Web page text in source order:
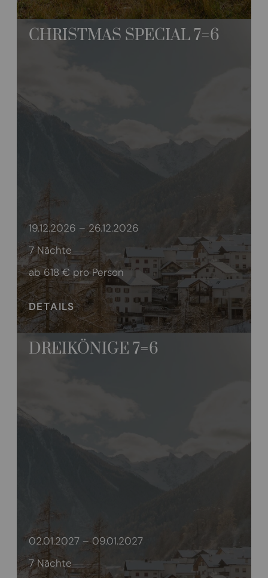
CHRISTMAS SPECIAL 7=6
19.12.2026 – 26.12.2026
7 Nächte
ab 618 €pro Person
DETAILS
DREIKÖNIGE 7=6
02.01.2027 – 09.01.2027
7 Nächte